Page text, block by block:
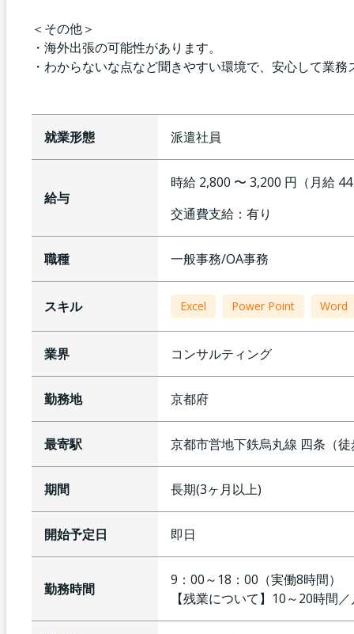
＜その他＞
・海外出張の可能性があります。
・わからないな点など聞きやすい環境で、安心して業
就業形態 派遣社員
給与
時給 2,800 〜 3,200 円（月給
交通費支給： 有り
職種 一般事務/OA事務
スキル Excel Power Point Word
業界 コンサルティング
勤務地 京都府
最寄駅 京都市営地下鉄烏丸線 四条 （徒
期間 長期(3ヶ月以上)
開始予定日 即日
勤務時間
9：00～18：00（実働8時間）
【残業について】 10～20時間